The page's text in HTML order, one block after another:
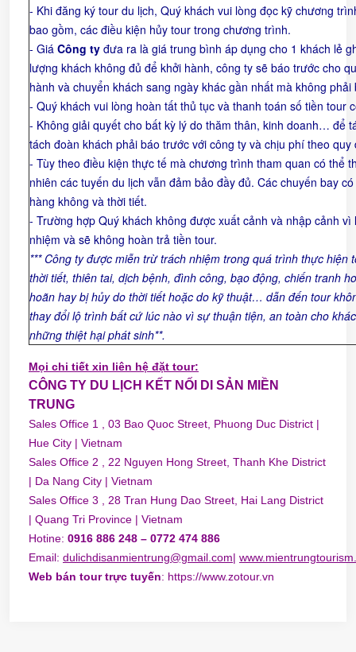
- Khi đăng ký tour du lịch, Quý khách vui lòng đọc kỹ chương
bao gồm, các điều kiện hủy tour trong chương trình.
- Giá Công ty đưa ra là giá trung bình áp dụng cho 1 khách lẻ
lượng khách không đủ để khởi hành, công ty sẽ báo trước cho
hành và chuyển khách sang ngày khác gần nhất mà không
- Quý khách vui lòng hoàn tất thủ tục và thanh toán số tiền tour
- Không giải quyết cho bất kỳ lý do thăm thân, kinh doanh… để
tách đoàn khách phải báo trước với công ty và chịu phí theo quy
- Tùy theo điều kiện thực tế mà chương trình tham quan có thể
nhiên các tuyến du lịch vẫn đảm bảo đầy đủ. Các chuyến bay
hàng không và thời tiết.
- Trường hợp Quý khách không được xuất cảnh và nhập cảnh
nhiệm và sẽ không hoàn trả tiền tour.
*** Công ty được miễn trừ trách nhiệm trong quá trình thực
thời tiết, thiên tai, dịch bệnh, đình công, bạo động, chiến tranh
hoãn hay bị hủy do thời tiết hoặc do kỹ thuật… dẫn đến tour
thay đổi lộ trình bất cứ lúc nào vì sự thuận tiện, an toàn cho
những thiệt hại phát sinh**.
Mọi chi tiết xin liên hệ đặt tour:
CÔNG TY DU LỊCH KẾT NỐI DI SẢN MIỀN
TRUNG
Sales Office 1 , 03 Bao Quoc Street, Phuong Duc District |
Hue City | Vietnam
Sales Office 2 , 22 Nguyen Hong Street, Thanh Khe District
| Da Nang City | Vietnam
Sales Office 3 , 28 Tran Hung Dao Street, Hai Lang District
| Quang Tri Province | Vietnam
Hotine: 0916 886 248 – 0772 474 886
Email: dulichdisanmientrung@gmail.com|
Web bán tour trực tuyến: https://www.zotour.vn